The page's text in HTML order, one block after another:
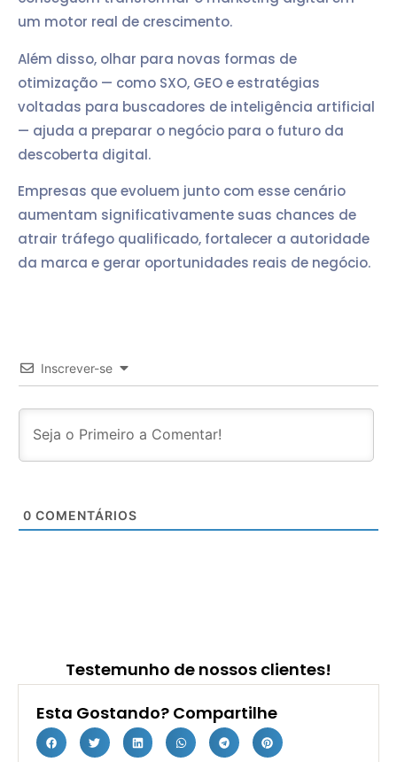
um motor real de crescimento.
Além disso, olhar para novas formas de
otimização — como SXO, GEO e estratégias
voltadas para buscadores de inteligência artificial
— ajuda a preparar o negócio para o futuro da
descoberta digital.
Empresas que evoluem junto com esse cenário
aumentam significativamente suas chances de
atrair tráfego qualificado, fortalecer a autoridade
da marca e gerar oportunidades reais de negócio.
Inscrever-se
0 COMENTÁRIOS
Testemunho de nossos clientes!
Esta Gostando? Compartilhe